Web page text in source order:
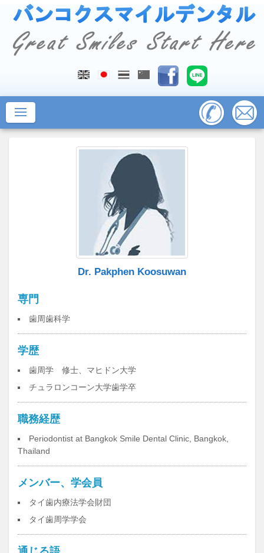
Dr. Pakphen Koosuwan
専門
歯周歯科学
学歴
歯周学 修士、マヒドン大学
チュラロンコーン大学歯学卒
職務経歴
Periodontist at Bangkok Smile Dental Clinic, Bangkok,
Thailand
メンバー、学会員
タイ歯内療法学会財団
タイ歯周学学会